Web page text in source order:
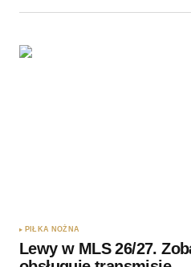
PIŁKA NOŻNA
Lewy w MLS 26/27.